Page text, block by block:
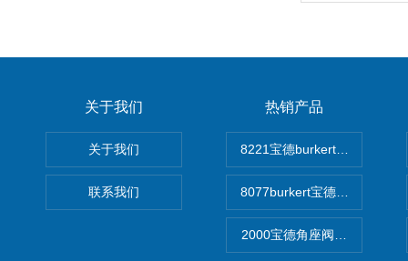
关于我们
关于我们
联系我们
热销产品
8221宝德burkert电导率探头
8077burkert宝德椭圆齿轮脉
2000宝德角座阀德国宝帝